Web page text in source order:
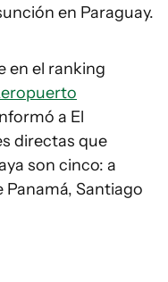
en Paraguay.
en el ranking
a El
directas que
son cinco: a
Panamá, Santiago